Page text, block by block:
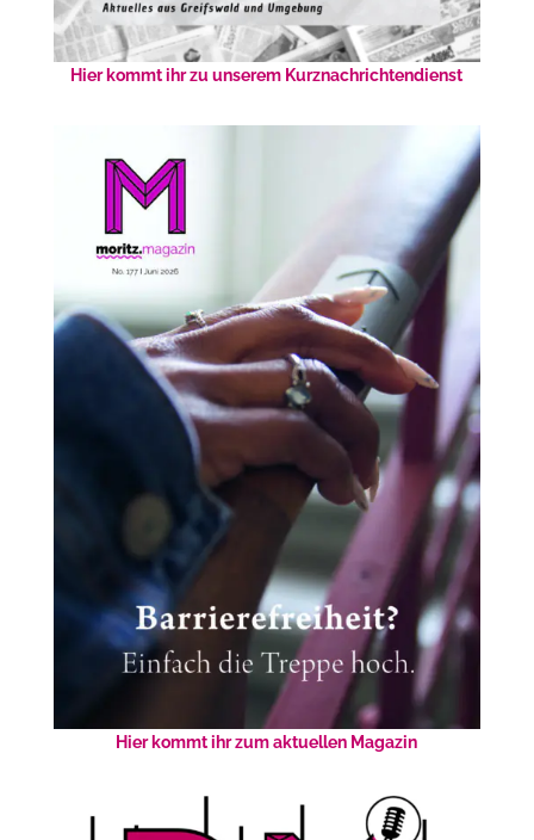
Hier kommt ihr zu unserem Kurznachrichtendienst
Hier kommt ihr zum aktuellen Magazin